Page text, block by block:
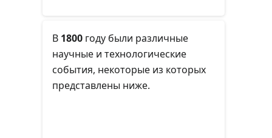
В 1800 году были различные
научные и технологические
события, некоторые из которых
представлены ниже.